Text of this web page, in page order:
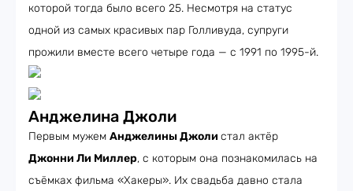
которой тогда было всего 25. Несмотря на статус
одной из самых красивых пар Голливуда, супруги
прожили вместе всего четыре года — с 1991 по 1995-й.
Анджелина Джоли
Первым мужем Анджелины Джоли стал актёр
Джонни Ли Миллер, с которым она познакомилась на
съёмках фильма «Хакеры». Их свадьба давно стала